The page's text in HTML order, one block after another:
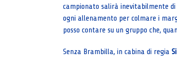
campionato salirà inevitabilmente
ogni allenamento per colmare i
posso contare su un gruppo che,
Senza Brambilla, in cabina di regia